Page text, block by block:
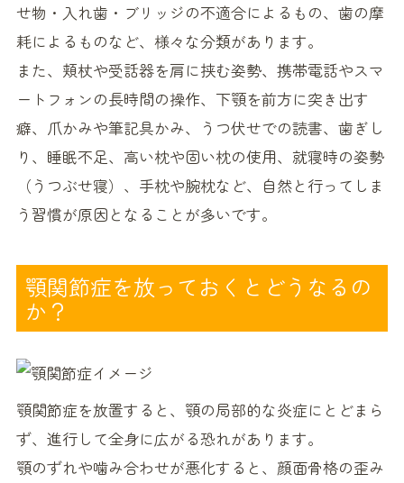
せ物・入れ歯・ブリッジの不適合によるもの、歯の摩
耗によるものなど、様々な分類があります。
また、頬杖や受話器を肩に挟む姿勢、携帯電話やスマ
ートフォンの長時間の操作、下顎を前方に突き出す
癖、爪かみや筆記具かみ、うつ伏せでの読書、歯ぎし
り、睡眠不足、高い枕や固い枕の使用、就寝時の姿勢
（うつぶせ寝）、手枕や腕枕など、自然と行ってしま
う習慣が原因となることが多いです。
顎関節症を放っておくとどうなるの
か？
顎関節症を放置すると、顎の局部的な炎症にとどまら
ず、進行して全身に広がる恐れがあります。
顎のずれや噛み合わせが悪化すると、顔面骨格の歪み